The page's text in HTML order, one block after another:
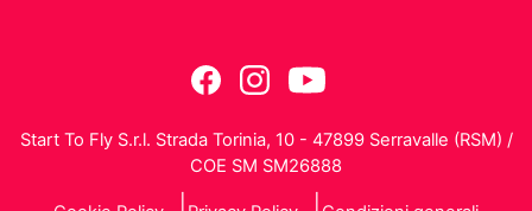
Start To Fly S.r.l. Strada Torinia, 10 - 47899 Serravalle (RSM) /
COE SM SM26888